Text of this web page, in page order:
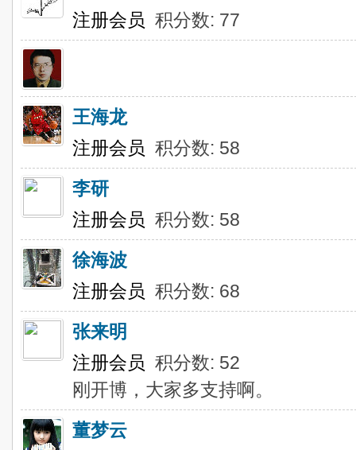
注册会员 积分数: 77
王海龙
注册会员 积分数: 58
李研
注册会员 积分数: 58
徐海波
注册会员 积分数: 68
张来明
注册会员 积分数: 52
刚开博，大家多支持啊。
董梦云